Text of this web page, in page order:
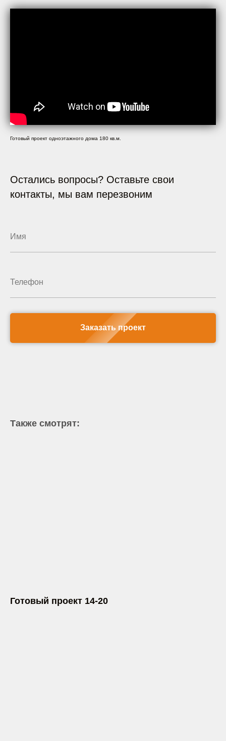
Готовый проект одноэтажного дома 180 кв.м.
Остались вопросы? Оставьте свои
контакты, мы вам перезвоним
Заказать проект
Также смотрят:
Готовый проект 14-20